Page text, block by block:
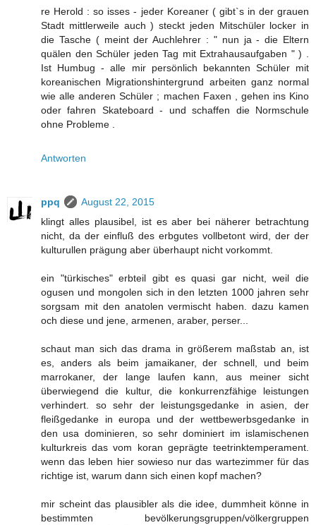
re Herold : so isses - jeder Koreaner ( gibt`s in der grauen
Stadt mittlerweile auch ) steckt jeden Mitschüler locker in
die Tasche ( meint der Auchlehrer : " nun ja - die Eltern
quälen den Schüler jeden Tag mit Extrahausaufgaben " ) .
Ist Humbug - alle mir persönlich bekannten Schüler mit
koreanischen Migrationshintergrund arbeiten ganz normal
wie alle anderen Schüler ; machen Faxen , gehen ins Kino
oder fahren Skateboard - und schaffen die Normschule
ohne Probleme .
Antworten
ppq
August 22, 2015
klingt alles plausibel, ist es aber bei näherer betrachtung
nicht, da der einfluß des erbgutes vollbetont wird, der der
kulturullen prägung aber überhaupt nicht vorkommt.
ein "türkisches" erbteil gibt es quasi gar nicht, weil die
ogusen und mongolen sich in den letzten 1000 jahren sehr
sorgsam mit den anatolen vermischt haben. dazu kamen
och diese und jene, armenen, araber, perser...
schaut man sich das drama in größerem maßstab an, ist
es, anders als beim jamaikaner, der schnell, und beim
marrokaner, der lange laufen kann, aus meiner sicht
überwiegend die kultur, die konkurrenzfähige leistungen
verhindert. so sehr der leistungsgedanke in asien, der
fleißgedanke in europa und der wettbewerbsgedanke in
den usa dominieren, so sehr dominiert im islamischenen
kulturkreis das vom koran geprägte teetrinktemperament.
wenn das leben hier sowieso nur das wartezimmer für das
richtige ist, warum dann sich einen kopf machen?
mir scheint das plausibler als die idee, dummheit könne in
bestimmten bevölkerungsgruppen/völkergruppen